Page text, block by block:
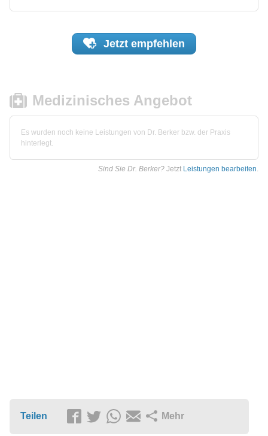
Jetzt empfehlen
Medizinisches Angebot
Es wurden noch keine Leistungen von Dr. Berker bzw. der Praxis
hinterlegt.
Sind Sie Dr. Berker? Jetzt Leistungen bearbeiten.
Teilen Mehr